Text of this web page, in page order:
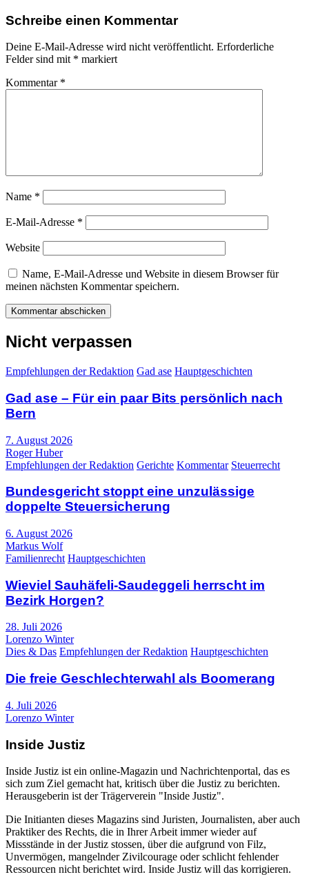
Schreibe einen Kommentar
Deine E-Mail-Adresse wird nicht veröffentlicht. Erforderliche
Felder sind mit * markiert
Kommentar *
Name *
E-Mail-Adresse *
Website
Name, E-Mail-Adresse und Website in diesem Browser für
meinen nächsten Kommentar speichern.
Nicht verpassen
Empfehlungen der Redaktion Gad ase Hauptgeschichten
Gad ase – Für ein paar Bits persönlich nach
Bern
7. August 2026
Roger Huber
Empfehlungen der Redaktion Gerichte Kommentar Steuerrecht
Bundesgericht stoppt eine unzulässige
doppelte Steuersicherung
6. August 2026
Markus Wolf
Familienrecht Hauptgeschichten
Wieviel Sauhäfeli-Saudeggeli herrscht im
Bezirk Horgen?
28. Juli 2026
Lorenzo Winter
Dies & Das Empfehlungen der Redaktion Hauptgeschichten
Die freie Geschlechterwahl als Boomerang
4. Juli 2026
Lorenzo Winter
Inside Justiz
Inside Justiz ist ein online-Magazin und Nachrichtenportal, das es
sich zum Ziel gemacht hat, kritisch über die Justiz zu berichten.
Herausgeberin ist der Trägerverein "Inside Justiz".
Die Initianten dieses Magazins sind Juristen, Journalisten, aber auch
Praktiker des Rechts, die in Ihrer Arbeit immer wieder auf
Missstände in der Justiz stossen, über die aufgrund von Filz,
Unvermögen, mangelnder Zivilcourage oder schlicht fehlender
Ressourcen nicht berichtet wird. Inside Justiz will das korrigieren.